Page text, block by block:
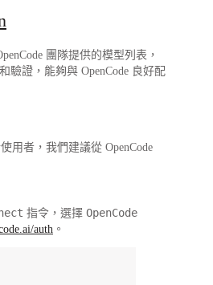
團隊提供的模型列表，
驗證，能夠與 OpenCode 良好配
用者，我們建議從 OpenCode
指令，選擇 OpenCode
auth 。